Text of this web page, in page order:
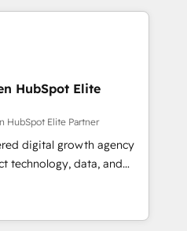
adapt to your goals.
one.
HubSpot Elite
HubSpot Elite Partner
digital growth agency
technology, data, and
results. Founded in
Spain, LATAM, and
companies in building